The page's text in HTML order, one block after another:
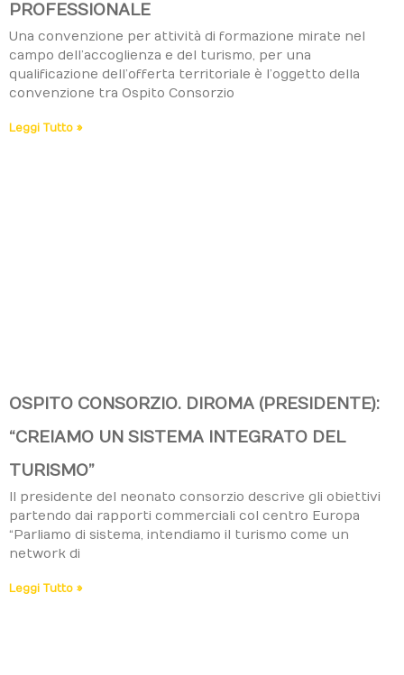
PROFESSIONALE
Una convenzione per attività di formazione mirate nel
campo dell’accoglienza e del turismo, per una
qualificazione dell’offerta territoriale è l’oggetto della
convenzione tra Ospito Consorzio
Leggi Tutto »
OSPITO CONSORZIO. DIROMA (PRESIDENTE):
“CREIAMO UN SISTEMA INTEGRATO DEL
TURISMO”
Il presidente del neonato consorzio descrive gli obiettivi
partendo dai rapporti commerciali col centro Europa
“Parliamo di sistema, intendiamo il turismo come un
network di
Leggi Tutto »